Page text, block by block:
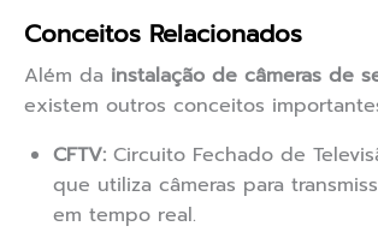
Conceitos Relacionados
Além da instalação de câmeras de
existem outros conceitos
CFTV: Circuito Fechado de
que utiliza câmeras para
em tempo real.